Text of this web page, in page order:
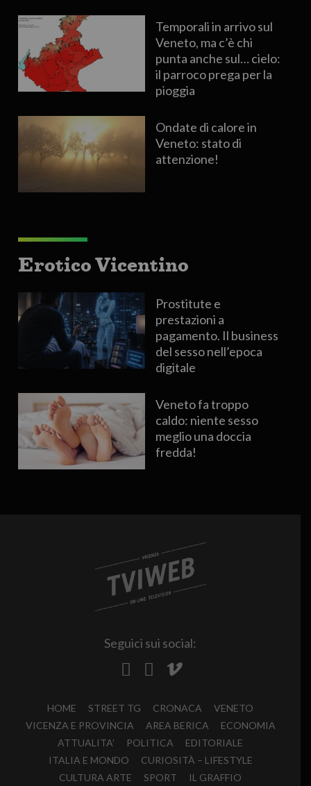
Temporali in arrivo sul
Veneto, ma c’è chi
punta anche sul… cielo:
il parroco prega per la
pioggia
Ondate di calore in
Veneto: stato di
attenzione!
Erotico Vicentino
Prostitute e
prestazioni a
pagamento. Il business
del sesso nell’epoca
digitale
Veneto fa troppo
caldo: niente sesso
meglio una doccia
fredda!
Seguici sui social:
HOME STREET TG CRONACA
VENETO
VICENZA E PROVINCIA
AREA BERICA
ECONOMIA
ATTUALITA’
POLITICA
EDITORIALE
ITALIA E MONDO
CURIOSITÀ – LIFESTYLE
CULTURA ARTE
SPORT IL GRAFFIO